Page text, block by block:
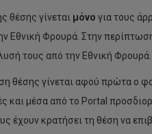
θέσης γίνεται μόνο για τους
Εθνική Φρουρά. Στην
τους από την Εθνική Φρουρά.
θέσης γίνεται αφού πρώτα ο
και μέσα από το Portal
έχουν κρατήσει τη θέση να